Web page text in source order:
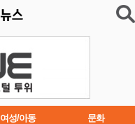
여성/아동 문화